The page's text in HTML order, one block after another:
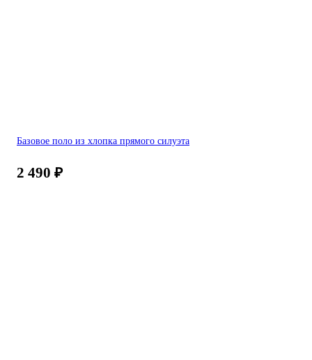
Базовое поло из хлопка прямого силуэта
2 490 ₽